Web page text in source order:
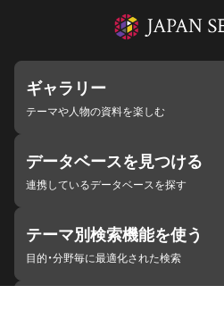
ギャラリー
テーマや人物の資料を楽しむ
データベースを見つける
連携しているデータベースを探す
テーマ別検索機能を使う
目的・分野毎に最適化された検索